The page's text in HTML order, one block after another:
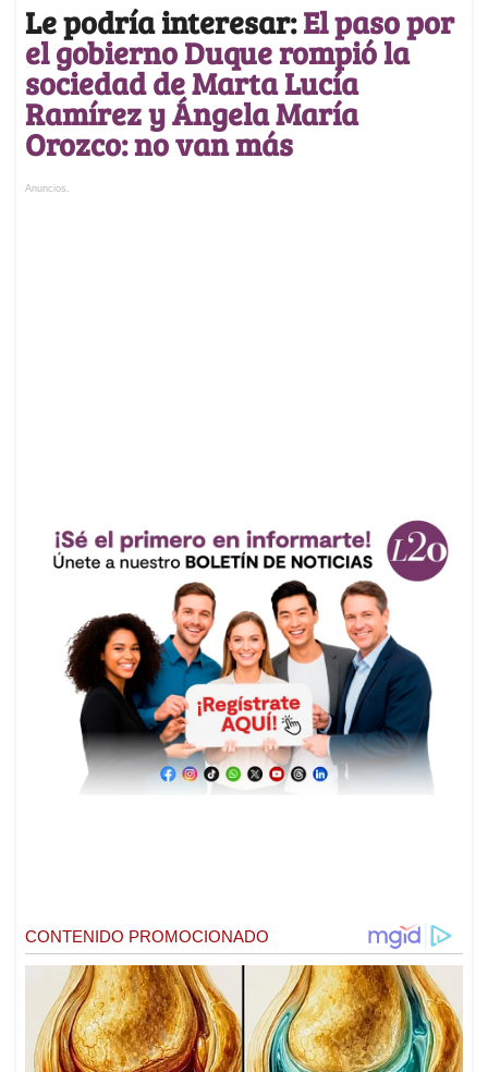
Le podría interesar:El paso por
el gobierno Duque rompió la
sociedad de Marta Lucía
Ramírez y Ángela María
Orozco: no van más
Anuncios.